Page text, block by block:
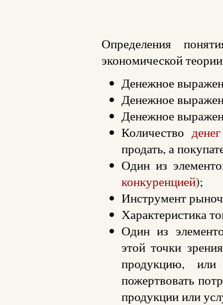
Определения
экономической
Денежное
Денежное
Денежное
Количество денег
продать, а
Один из
конкуренцией);
Инструмент
Характеристика
Один из
этой точки
продукцию,
пожертвовать
продукции или